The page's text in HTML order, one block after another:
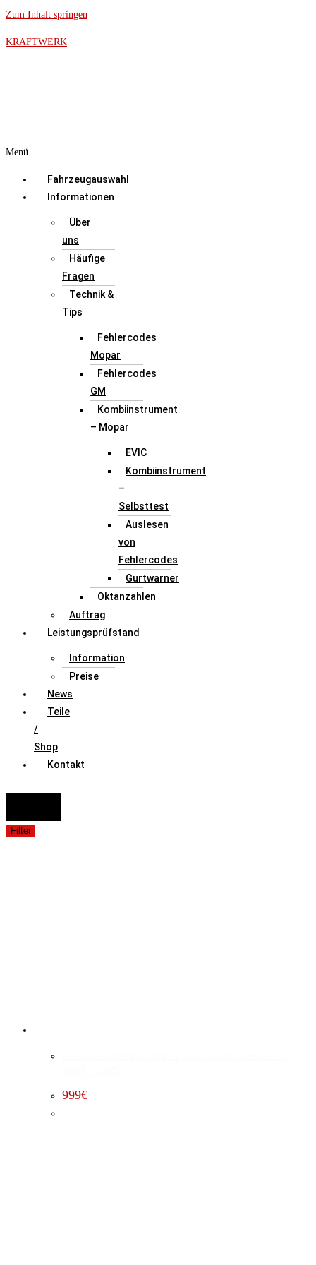
Zum Inhalt springen
KRAFTWERK
Menü
Fahrzeugauswahl
Informationen
Über
uns
Häufige
Fragen
Technik &
Tips
Fehlercodes
Mopar
Fehlercodes
GM
Kombiinstrument
– Mopar
EVIC
Kombiinstrument
–
Selbsttest
Auslesen
von
Fehlercodes
Gurtwarner
Oktanzahlen
Auftrag
Leistungsprüfstand
Information
Preise
News
Teile
/
Shop
Kontakt
Filter
999€